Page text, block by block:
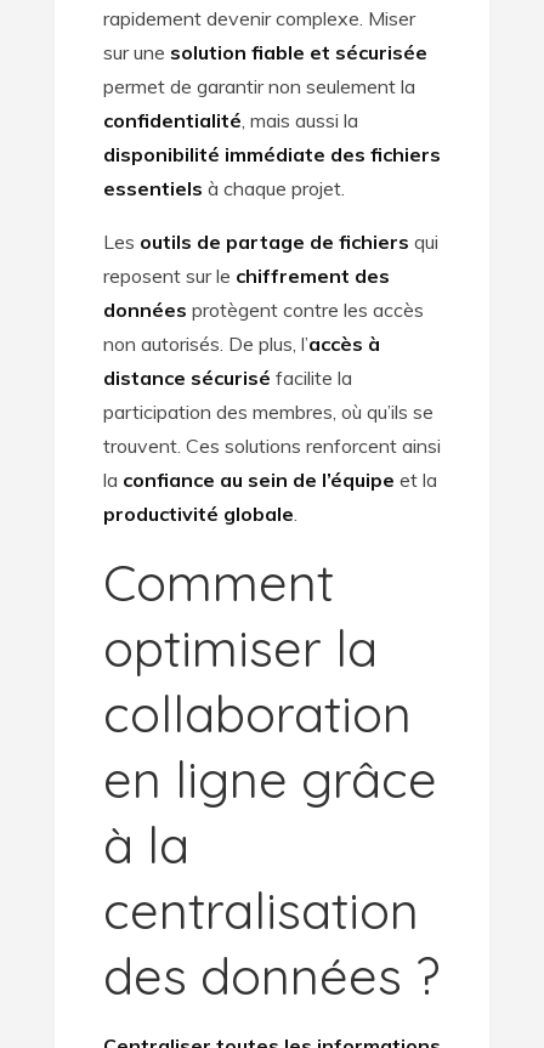
rapidement devenir complexe. Miser
sur une solution fiable et sécurisée
permet de garantir non seulement la
confidentialité , mais aussi la
disponibilité immédiate des fichiers
essentiels à chaque projet.
Les outils de partage de fichiers qui
reposent sur le chiffrement des
données protègent contre les accès
non autorisés. De plus, l’accès à
distance sécurisé facilite la
participation des membres, où qu’ils se
trouvent. Ces solutions renforcent ainsi
la confiance au sein de l’équipe et la
productivité globale
Comment
optimiser la
collaboration
en ligne grâce
à la
centralisation
des données ?